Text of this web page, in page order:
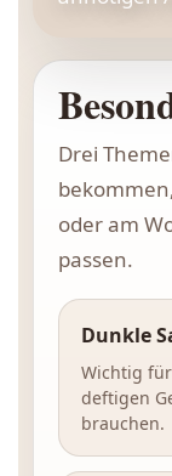
Drei
oder am
passen.
Dunkle
Wichtig
deftigen
brauchen.